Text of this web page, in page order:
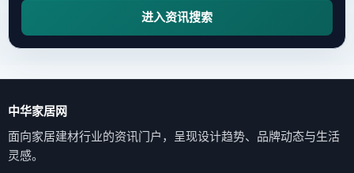
进入资讯搜索
中华家居网
面向家居建材行业的资讯门户，呈现设计趋势、品牌动态与生活
灵感。